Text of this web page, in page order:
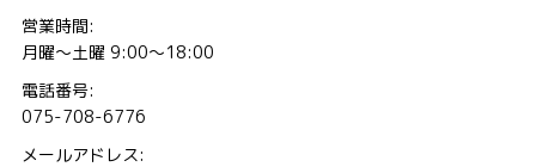
営業時間:
月曜～土曜 9:00～18:00
電話番号:
075-708-6776
メールアドレス: